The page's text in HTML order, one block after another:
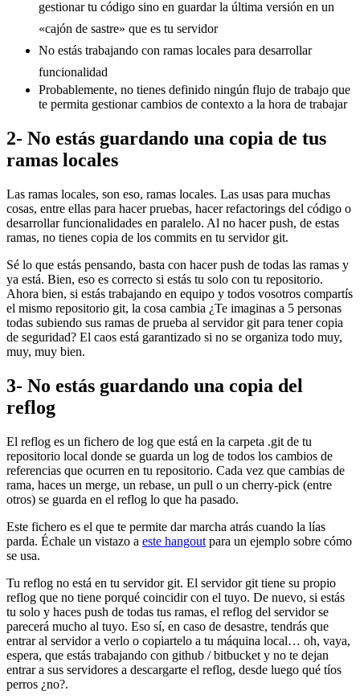
gestionar tu código sino en guardar la última versión en un
«cajón de sastre» que es tu servidor
No estás trabajando con ramas locales para desarrollar
funcionalidad
Probablemente, no tienes definido ningún flujo de trabajo que
te permita gestionar cambios de contexto a la hora de trabajar
2- No estás guardando una copia de tus
ramas locales
Las ramas locales, son eso, ramas locales. Las usas para muchas
cosas, entre ellas para hacer pruebas, hacer refactorings del código o
desarrollar funcionalidades en paralelo. Al no hacer push, de estas
ramas, no tienes copia de los commits en tu servidor git.
Sé lo que estás pensando, basta con hacer push de todas las ramas y
ya está. Bien, eso es correcto si estás tu solo con tu repositorio.
Ahora bien, si estás trabajando en equipo y todos vosotros compartís
el mismo repositorio git, la cosa cambia ¿Te imaginas a 5 personas
todas subiendo sus ramas de prueba al servidor git para tener copia
de seguridad? El caos está garantizado si no se organiza todo muy,
muy, muy bien.
3- No estás guardando una copia del
reflog
El reflog es un fichero de log que está en la carpeta .git de tu
repositorio local donde se guarda un log de todos los cambios de
referencias que ocurren en tu repositorio. Cada vez que cambias de
rama, haces un merge, un rebase, un pull o un cherry-pick (entre
otros) se guarda en el reflog lo que ha pasado.
Este fichero es el que te permite dar marcha atrás cuando la lías
parda. Échale un vistazo a este hangout para un ejemplo sobre cómo
se usa.
Tu reflog no está en tu servidor git. El servidor git tiene su propio
reflog que no tiene porqué coincidir con el tuyo. De nuevo, si estás
tu solo y haces push de todas tus ramas, el reflog del servidor se
parecerá mucho al tuyo. Eso sí, en caso de desastre, tendrás que
entrar al servidor a verlo o copiartelo a tu máquina local… oh, vaya,
espera, que estás trabajando con github / bitbucket y no te dejan
entrar a sus servidores a descargarte el reflog, desde luego qué tíos
perros ¿no?.